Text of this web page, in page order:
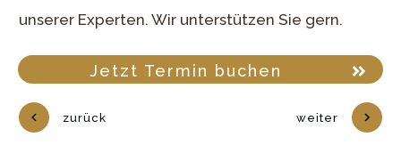
unserer Experten. Wir unterstützen Sie gern.
Jetzt Termin buchen
zurück weiter